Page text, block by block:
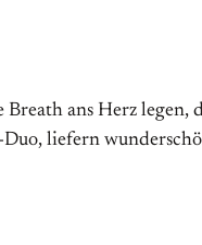
ans Herz legen,
liefern